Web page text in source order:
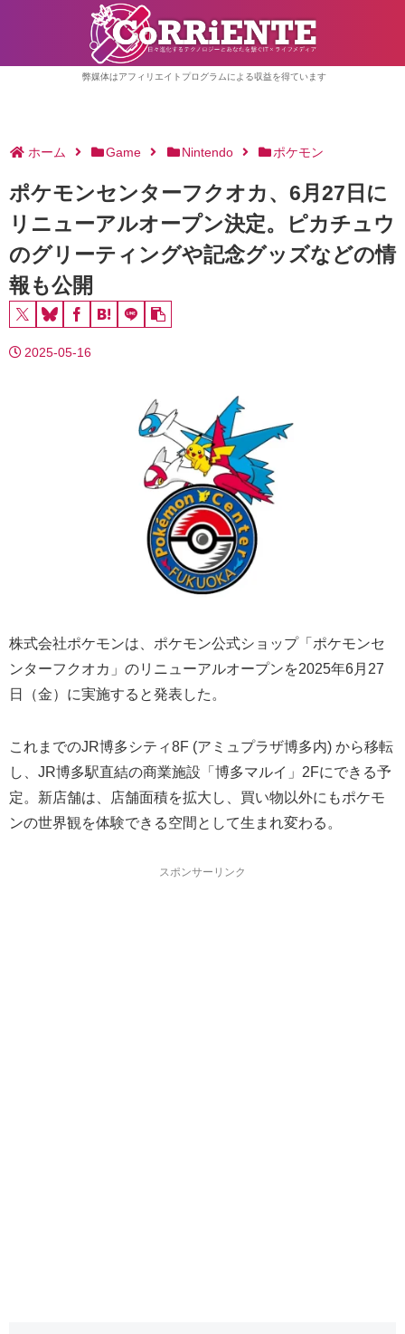
弊媒体はアフィリエイトプログラムによる収益を得ています
ホーム Game Nintendo ポケモン
ポケモンセンターフクオカ、6月27日に
リニューアルオープン決定。ピカチュウ
のグリーティングや記念グッズなどの情
報も公開
2025-05-16
株式会社ポケモンは、ポケモン公式ショップ「ポケモンセ
ンターフクオカ」のリニューアルオープンを2025年6月27
日（金）に実施すると発表した。
これまでのJR博多シティ8F (アミュプラザ博多内) から移転
し、JR博多駅直結の商業施設「博多マルイ」2Fにできる予
定。新店舗は、店舗面積を拡大し、買い物以外にもポケモ
ンの世界観を体験できる空間として生まれ変わる。
スポンサーリンク